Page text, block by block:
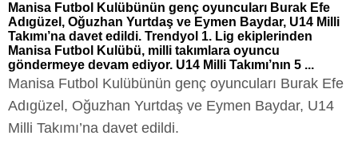
Manisa Futbol Kulübünün genç oyuncuları Burak Efe
Adıgüzel, Oğuzhan Yurtdaş ve Eymen Baydar, U14 Milli
Takımı’na davet edildi. Trendyol 1. Lig ekiplerinden
Manisa Futbol Kulübü, milli takımlara oyuncu
göndermeye devam ediyor. U14 Milli Takımı’nın 5 ...
Manisa Futbol Kulübünün genç oyuncuları Burak Efe
Adıgüzel, Oğuzhan Yurtdaş ve Eymen Baydar, U14
Milli Takımı’na davet edildi.